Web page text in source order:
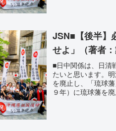
JSN■【後半】
せよ」（著者
■日中関係は、日清
たいと思います。
を廃止し、「琉球
９年）に琉球藩を